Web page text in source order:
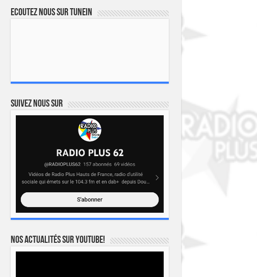
Ecoutez nous sur TuneIn
Suivez nous sur
Nos actualités sur YOUTUBE!